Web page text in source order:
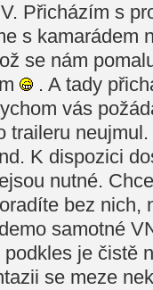
Přicházím s
s kamarádem
se nám
. A tady
vás
traileru
K dispozici
nutné.
bez nich,
samotné
je čistě
se meze